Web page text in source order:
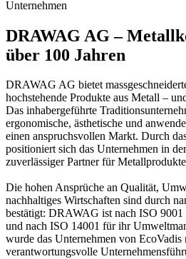
Unternehmen
DRAWAG AG –
über 100 Jahren
DRAWAG AG bietet
hochstehende Produkte aus Metall –
Das inhabergeführte
ergonomische, ästhetische und
einen anspruchsvollen Markt. Durch
positioniert sich das Unternehmen in
zuverlässiger Partner für
Die hohen Ansprüche an Qualität,
nachhaltiges Wirtschaften sind durch
bestätigt: DRAWAG ist nach ISO
und nach ISO 14001 für ihr
wurde das Unternehmen von
verantwortungsvolle